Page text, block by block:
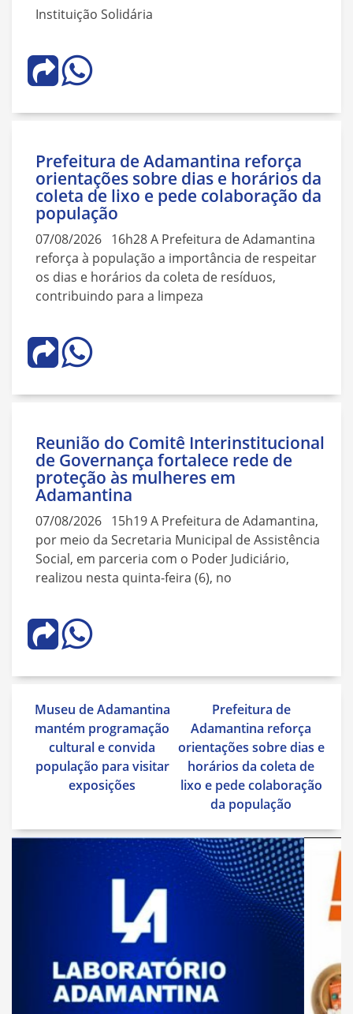
Instituição Solidária
Prefeitura de Adamantina reforça
orientações sobre dias e horários da
coleta de lixo e pede colaboração da
população
07/08/2026 16h28 A Prefeitura de Adamantina
reforça à população a importância de respeitar
os dias e horários da coleta de resíduos,
contribuindo para a limpeza
Reunião do Comitê Interinstitucional
de Governança fortalece rede de
proteção às mulheres em
Adamantina
07/08/2026 15h19 A Prefeitura de Adamantina,
por meio da Secretaria Municipal de Assistência
Social, em parceria com o Poder Judiciário,
realizou nesta quinta-feira (6), no
Navegação
de
Post
Museu de Adamantina
mantém programação
cultural e convida
população para visitar
exposições
Prefeitura de
Adamantina reforça
orientações sobre dias e
horários da coleta de
lixo e pede colaboração
da população